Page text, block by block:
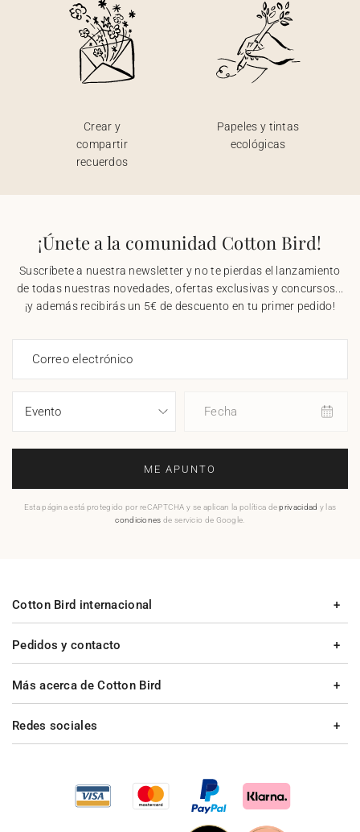
Crear y
compartir
recuerdos
Papeles y tintas
ecológicas
¡Únete a la comunidad Cotton Bird!
Suscríbete a nuestra newsletter y no te pierdas el lanzamiento
de todas nuestras novedades, ofertas exclusivas y concursos...
¡y además recibirás un 5€ de descuento en tu primer pedido!
Correo electrónico
Fecha
ME APUNTO
Esta página está protegido por reCAPTCHA y se aplican la política deprivacidad y las
condiciones de servicio de Google.
Pedidos y contacto
Más acerca de Cotton Bird
Cotton Bird internacional
Redes sociales